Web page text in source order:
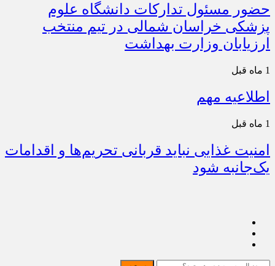
حضور مسئول تدارکات دانشگاه علوم
پزشکی خراسان شمالی در تیم منتخب
ارزیابان وزارت بهداشت
1 ماه قبل
اطلاعیه مهم
1 ماه قبل
امنیت غذایی نباید قربانی تحریم‌ها و اقدامات
یک‌جانبه شود